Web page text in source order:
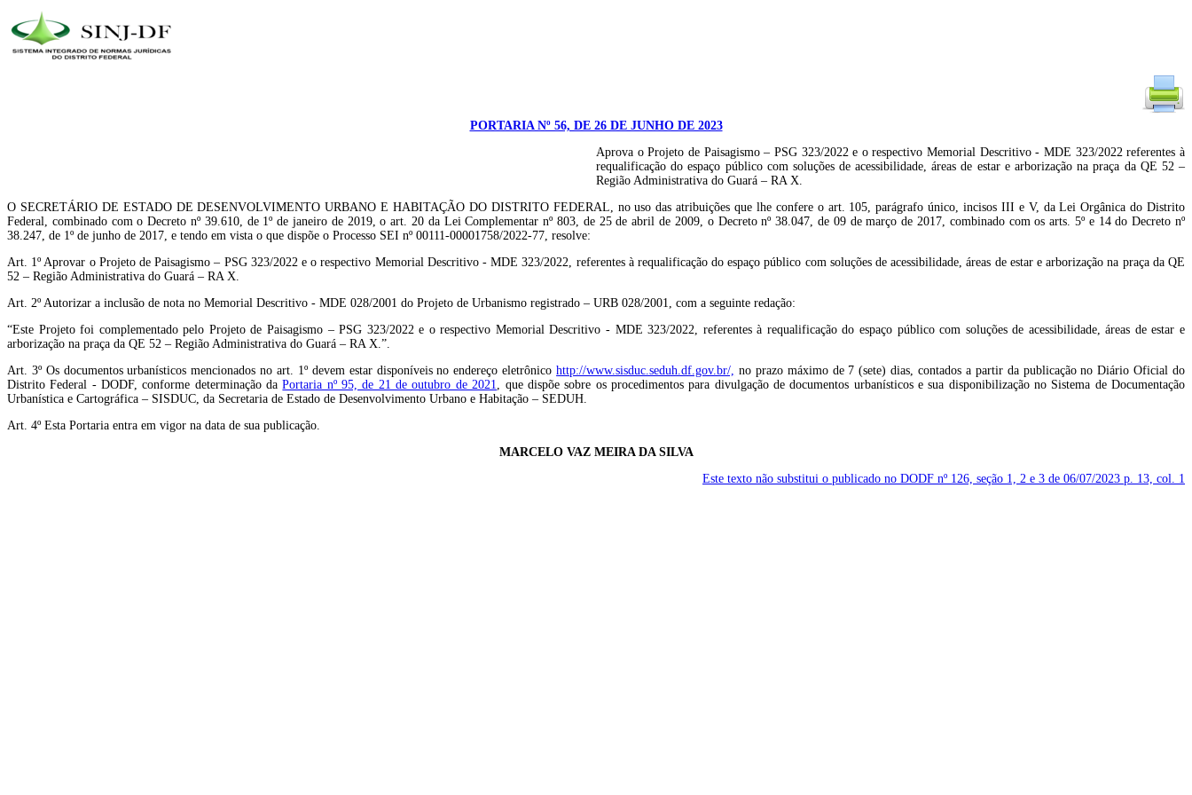
PORTARIA Nº 56, DE 26 DE JUNHO DE 2023
Aprova o Projeto de Paisagismo – PSG 323/2022 e o respectivo Memorial Descritivo - MDE 323/2022 referentes à
requalificação do espaço público com soluções de acessibilidade, áreas de estar e arborização na praça da QE 52 –
Região Administrativa do Guará – RA X.
O SECRETÁRIO DE ESTADO DE DESENVOLVIMENTO URBANO E HABITAÇÃO DO DISTRITO FEDERAL, no uso das atribuições que lhe confere o art. 105, parágrafo único, incisos III e V, da Lei Orgânica do Distrito
Federal, combinado com o Decreto nº 39.610, de 1º de janeiro de 2019, o art. 20 da Lei Complementar nº 803, de 25 de abril de 2009, o Decreto nº 38.047, de 09 de março de 2017, combinado com os arts. 5º e 14 do Decreto nº
38.247, de 1º de junho de 2017, e tendo em vista o que dispõe o Processo SEI nº 00111-00001758/2022-77, resolve:
Art. 1º Aprovar o Projeto de Paisagismo – PSG 323/2022 e o respectivo Memorial Descritivo - MDE 323/2022, referentes à requalificação do espaço público com soluções de acessibilidade, áreas de estar e arborização na praça da QE
52 – Região Administrativa do Guará – RA X.
Art. 2º Autorizar a inclusão de nota no Memorial Descritivo - MDE 028/2001 do Projeto de Urbanismo registrado – URB 028/2001, com a seguinte redação:
“Este Projeto foi complementado pelo Projeto de Paisagismo – PSG 323/2022 e o respectivo Memorial Descritivo - MDE 323/2022, referentes à requalificação do espaço público com soluções de acessibilidade, áreas de estar e
arborização na praça da QE 52 – Região Administrativa do Guará – RA X.”.
Art. 3º Os documentos urbanísticos mencionados no art. 1º devem estar disponíveis no endereço eletrônicohttp://www.sisduc.seduh.df.gov.br/, no prazo máximo de 7 (sete) dias, contados a partir da publicação no Diário Oficial do
Distrito Federal - DODF, conforme determinação daPortaria nº 95, de 21 de outubro de 2021, que dispõe sobre os procedimentos para divulgação de documentos urbanísticos e sua disponibilização no Sistema de Documentação
Urbanística e Cartográfica – SISDUC, da Secretaria de Estado de Desenvolvimento Urbano e Habitação – SEDUH.
Art. 4º Esta Portaria entra em vigor na data de sua publicação.
MARCELO VAZ MEIRA DA SILVA
Este texto não substitui o publicado no DODF nº 126, seção 1, 2 e 3 de 06/07/2023 p. 13, col. 1